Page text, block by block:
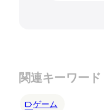
関連キーワード
ゲーム